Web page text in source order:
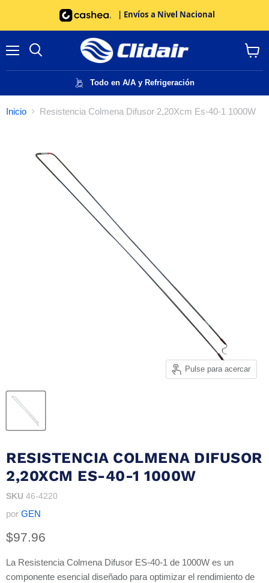
| Envíos a Nivel Nacional
Todo en A/A y Refrigeración
carrito
Inicio Resistencia Colmena Difusor 2,20Xcm Es-40-1 1000W
Pulse para acercar
RESISTENCIA COLMENA DIFUSOR
2,20XCM ES-40-1 1000W
SKU 46-4220
por GEN
Precio actual
$97.96
La Resistencia Colmena Difusor ES-40-1 de 1000W es un
componente esencial diseñado para optimizar el rendimiento de